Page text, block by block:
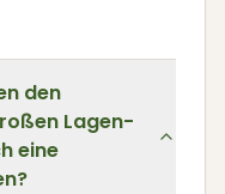
den
Lagen-
eine